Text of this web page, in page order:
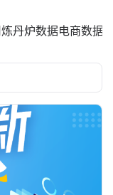
炼丹炉数据电商数据